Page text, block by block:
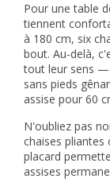
Pour une table
tiennent
à 180 cm, six
bout. Au-delà,
tout leur sens —
sans pieds
assise pour 60
N'oubliez pas
chaises
placard
assises